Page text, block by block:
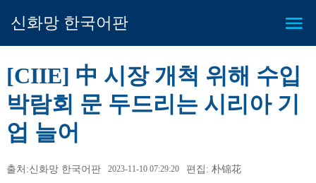
신화망 한국어판
[CIIE] 中 시장 개척 위해 수입
박람회 문 두드리는 시리아 기
업 늘어
출처:신화망 한국어판 2023-11-10 07:29:20 편집: 朴锦花